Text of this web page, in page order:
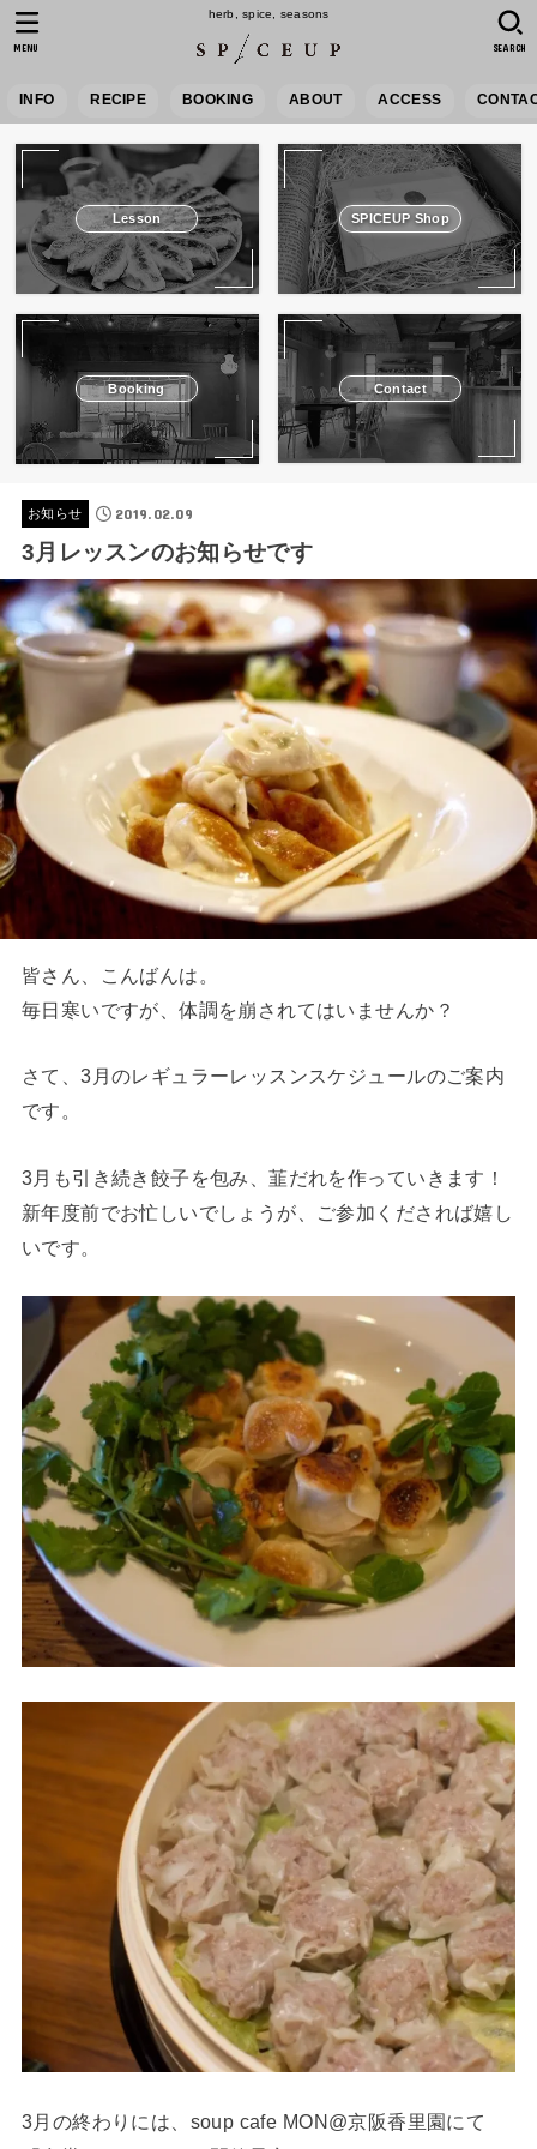
herb, spice, seasons
INFO RECIPE BOOKING ABOUT ACCESS
SEARCH
MENU
Lesson SPICEUP Shop
Booking Contact
お知らせ 2019.02.09
3月レッスンのお知らせです
皆さん、こんばんは。
毎日寒いですが、体調を崩されてはいませんか？
さて、3月のレギュラーレッスンスケジュールのご案内
です。
3月も引き続き餃子を包み、韮だれを作っていきます！
新年度前でお忙しいでしょうが、ご参加くだされば嬉し
いです。
3月の終わりには、soup cafe MON@京阪香里園にて